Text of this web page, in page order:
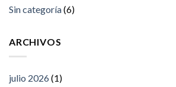
Sin categoría(6)
ARCHIVOS
julio 2026(1)